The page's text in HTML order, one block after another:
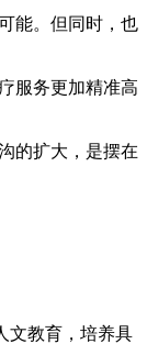
能。但同时，也
服务更加精准高
的扩大，是摆在
文教育，培养具